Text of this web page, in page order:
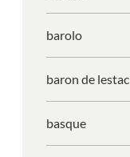
barolo
baron de lestac
basque